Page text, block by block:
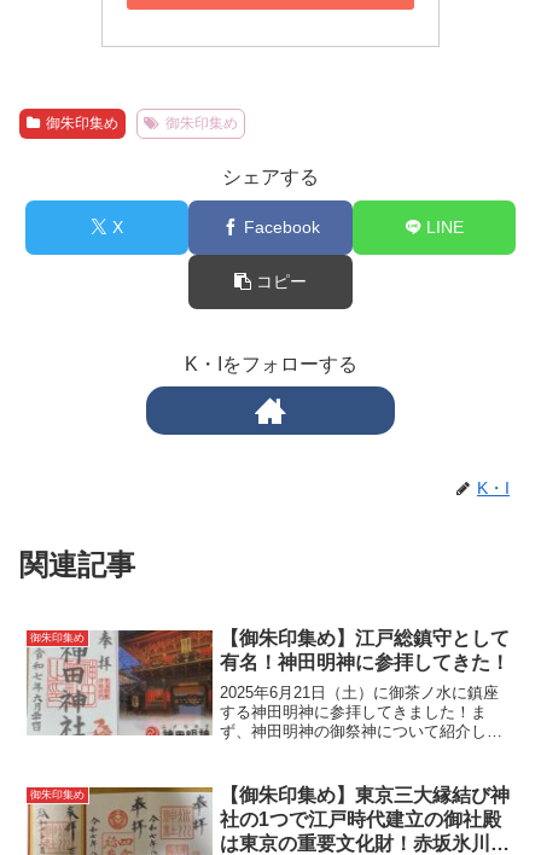
御朱印集め 御朱印集め
シェアする
X Facebook LINE
コピー
K・Iをフォローする
K・I
関連記事
御朱印集め
【御朱印集め】江戸総鎮守として
有名！神田明神に参拝してきた！
2025年6月21日（土）に御茶ノ水に鎮座
する神田明神に参拝してきました！ま
ず、神田明神の御祭神について紹介しま
少彦名命（すくなひこなのみこと）・三
之宮 平将門命（たい...
御朱印集め
【御朱印集め】東京三大縁結び神
社の1つで江戸時代建立の御社殿
は東京の重要文化財！赤坂氷川神